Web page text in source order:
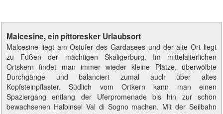
Malcesine, ein pittoresker Urlaubsort
Malcesine liegt am Ostufer des Gardasees und der alte Ort liegt
zu Füßen der mächtigen Skaligerburg. Im mittelalterlichen
Ortskern findet man immer wieder kleine Plätze, überwölbte
Durchgänge und balanciert zumal auch über altes
Kopfsteinpflaster. Südlich vom Ortkern kann man einen
Spaziergang entlang der Uferpromenade bis hin zur schön
bewachsenen Halbinsel Val di Sogno machen. Mit der Seilbahn